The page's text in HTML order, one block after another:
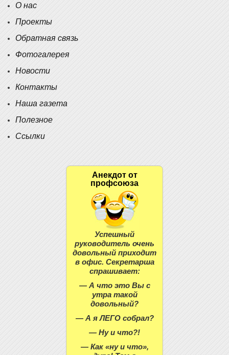
О нас
Проекты
Обратная связь
Фотогалерея
Новости
Контакты
Наша газета
Полезное
Ссылки
Анекдот от
профсоюза
Успешный
руководитель очень
довольный приходит
в офис. Секретарша
спрашивает:
— А что это Вы с
утра такой
довольный?
— А я ЛЕГО собрал?
— Ну и что?!
— Как «ну и что»,